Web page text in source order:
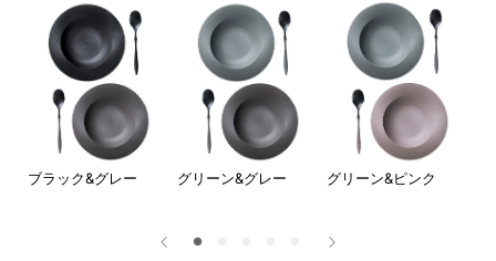
ブラック&グレー グリーン&グレー グリーン&ピンク